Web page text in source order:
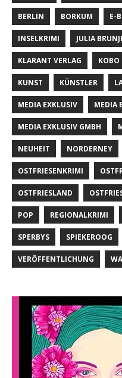
BERLIN BORKUM E-
INSELKRIMI JULIA
KLARANT VERLAG KOBO
KUNST KÜNSTLER
MEDIA EXKLUSIV MEDIA
MEDIA EXKLUSIV GMBH
NEUHEIT NORDERNEY
OSTFRIESENKRIMI
OSTFRIESLAND
POP REGIONALKRIMI
SPERBYS SPIEKEROOG
VERÖFFENTLICHUNG